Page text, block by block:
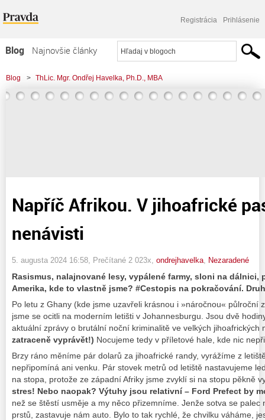
Registrácia Prihlásenie
Blog
Najnovšie články
Najčítanejšie články
Najkomentovanejšie články
Blog > ThLic. Mgr. Ondřej Havelka, Ph.D., MBA
> Napříč Afrikou. V jihoafrické pasti rasové nenávisti
Napříč Afrikou. V jihoafrické
nenávisti
5. augusta 2024 16:58 , Prečítané 2 023x, ondrejhavelka Nezaradené
Rasismus, nalajnované lesy, vypálené farmy, sloni na dálnici,
Amerika, kde to vlastně jsme? #Cestopis na pokračování.
Po letu z Ghany (kde jsme uzavřeli krásnou i »náročnou« půlroční
jsme se ocitli na moderním letišti v Johannesburgu. Jsou dvě
aktuální zprávy o brutální noční kriminalitě ve velkých jihoafrických
zatraceně vyprávět!) Nocujeme tedy v příletové hale, kde nic
Brzy ráno měníme pár dolarů za jihoafrické randy, vyrážíme z
nepřipomíná ani venku. Pár stovek metrů od letiště nastavujeme
na stopa, protože ze západní Afriky jsme zvyklí si na stopu pěkně
stres! Nebo naopak? Výtuhy jsou relativní – Ford Prefect by
než se štěstí usměje a my něco přizemníme. Jenže sotva se palec
prstů, zastavuje nám auto. Bylo to tak rychlé, že chvilku váháme,